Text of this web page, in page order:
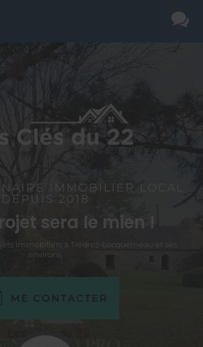
IMMOBILIER LOCAL
DEPUIS 2018
sera le mien !
immobiliers à Trédrez-Locquémeau et ses
environs.
ME CONTACTER